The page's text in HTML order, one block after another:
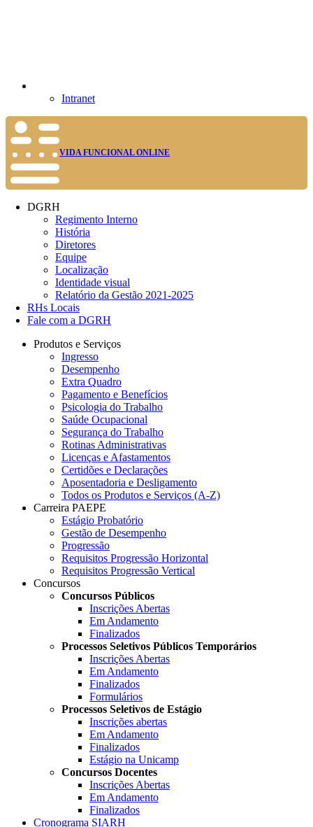
Intranet
VIDA FUNCIONAL ONLINE
DGRH
Regimento Interno
História
Diretores
Equipe
Localização
Identidade visual
Relatório da Gestão 2021-2025
RHs Locais
Fale com a DGRH
Produtos e Serviços
Ingresso
Desempenho
Extra Quadro
Pagamento e Benefícios
Psicologia do Trabalho
Saúde Ocupacional
Segurança do Trabalho
Rotinas Administrativas
Licenças e Afastamentos
Certidões e Declarações
Aposentadoria e Desligamento
Todos os Produtos e Serviços (A-Z)
Carreira PAEPE
Estágio Probatório
Gestão de Desempenho
Progressão
Requisitos Progressão Horizontal
Requisitos Progressão Vertical
Concursos
Concursos Públicos
Inscrições Abertas
Em Andamento
Finalizados
Processos Seletivos Públicos Temporários
Inscrições Abertas
Em Andamento
Finalizados
Formulários
Processos Seletivos de Estágio
Inscrições abertas
Em Andamento
Finalizados
Estágio na Unicamp
Concursos Docentes
Inscrições Abertas
Em Andamento
Finalizados
Cronograma SIARH